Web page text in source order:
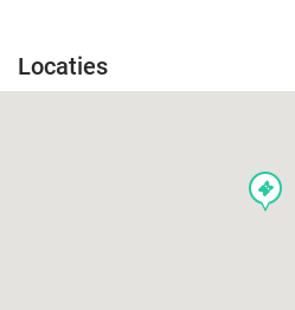
Locaties
events